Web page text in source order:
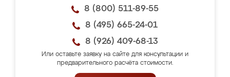
8 (800) 511-89-55
8 (495) 665-24-01
8 (926) 409-68-13
Или оставьте заявку на сайте для консультации и
предварительного расчёта стоимости.